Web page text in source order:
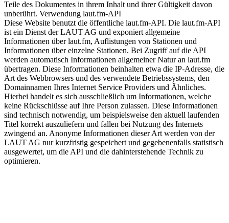
Teile des Dokumentes in ihrem Inhalt und ihrer Gültigkeit davon
unberührt. Verwendung laut.fm-API
Diese Website benutzt die öffentliche laut.fm-API. Die laut.fm-API
ist ein Dienst der LAUT AG und exponiert allgemeine
Informationen über laut.fm, Auflistungen von Stationen und
Informationen über einzelne Stationen. Bei Zugriff auf die API
werden automatisch Informationen allgemeiner Natur an laut.fm
übertragen. Diese Informationen beinhalten etwa die IP-Adresse, die
Art des Webbrowsers und des verwendete Betriebssystems, den
Domainnamen Ihres Internet Service Providers und Ähnliches.
Hierbei handelt es sich ausschließlich um Informationen, welche
keine Rückschlüsse auf Ihre Person zulassen. Diese Informationen
sind technisch notwendig, um beispielsweise den aktuell laufenden
Titel korrekt auszuliefern und fallen bei Nutzung des Internets
zwingend an. Anonyme Informationen dieser Art werden von der
LAUT AG nur kurzfristig gespeichert und gegebenenfalls statistisch
ausgewertet, um die API und die dahinterstehende Technik zu
optimieren.